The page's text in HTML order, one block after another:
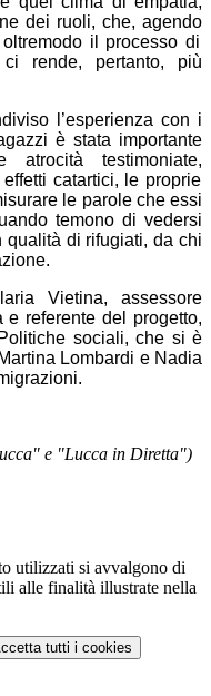
dei ruoli, che, agendo
oltremodo il processo di
rende, pertanto, più
l’esperienza con i
è stata importante
atrocità testimoniate,
catartici, le proprie
le parole che essi
temono di vedersi
qualità di rifugiati,da chi
Vietina, assessore
e referente del progetto,
sociali,che si è
Lombardi e Nadia
i.
e "Lucca in Diretta")
utilizzati si avvalgono di
alle finalità illustrate nella
tutti i cookies